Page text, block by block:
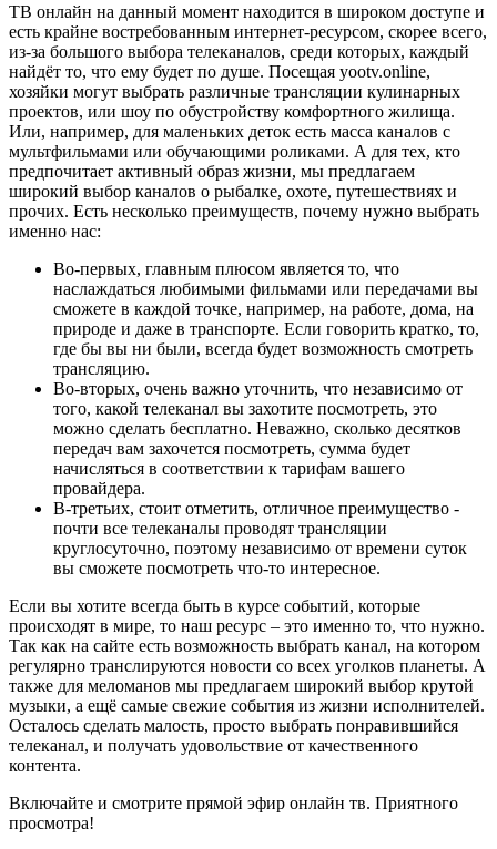
ТВ онлайн на данный момент находится в широком доступе и
есть крайне востребованным интернет-ресурсом, скорее всего,
из-за большого выбора телеканалов, среди которых, каждый
найдёт то, что ему будет по душе. Посещая yootv.online,
хозяйки могут выбрать различные трансляции кулинарных
проектов, или шоу по обустройству комфортного жилища.
Или, например, для маленьких деток есть масса каналов с
мультфильмами или обучающими роликами. А для тех, кто
предпочитает активный образ жизни, мы предлагаем
широкий выбор каналов о рыбалке, охоте, путешествиях и
прочих. Есть несколько преимуществ, почему нужно выбрать
именно нас:
Во-первых, главным плюсом является то, что
наслаждаться любимыми фильмами или передачами вы
сможете в каждой точке, например, на работе, дома, на
природе и даже в транспорте. Если говорить кратко, то,
где бы вы ни были, всегда будет возможность смотреть
трансляцию.
Во-вторых, очень важно уточнить, что независимо от
того, какой телеканал вы захотите посмотреть, это
можно сделать бесплатно. Неважно, сколько десятков
передач вам захочется посмотреть, сумма будет
начисляться в соответствии к тарифам вашего
провайдера.
В-третьих, стоит отметить, отличное преимущество -
почти все телеканалы проводят трансляции
круглосуточно, поэтому независимо от времени суток
вы сможете посмотреть что-то интересное.
Если вы хотите всегда быть в курсе событий, которые
происходят в мире, то наш ресурс – это именно то, что нужно.
Так как на сайте есть возможность выбрать канал, на котором
регулярно транслируются новости со всех уголков планеты. А
также для меломанов мы предлагаем широкий выбор крутой
музыки, а ещё самые свежие события из жизни исполнителей.
Осталось сделать малость, просто выбрать понравившийся
телеканал, и получать удовольствие от качественного
контента.
Включайте и смотрите прямой эфир онлайн тв. Приятного
просмотра!